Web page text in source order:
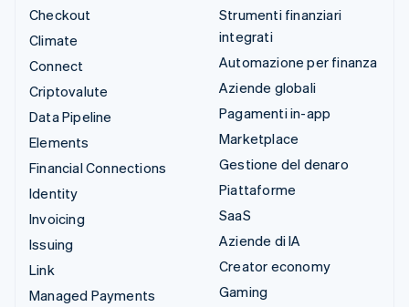
Checkout
Climate
Connect
Criptovalute
Data Pipeline
Elements
Financial Connections
Identity
Invoicing
Issuing
Link
Managed Payments
Strumenti finanziari
integrati
Automazione per finanza
Aziende globali
Pagamenti in-app
Marketplace
Gestione del denaro
Piattaforme
SaaS
Aziende di IA
Creator economy
Gaming